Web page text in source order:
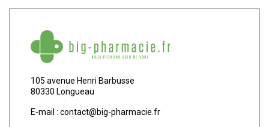
105 avenue Henri Barbusse
80330 Longueau
E-mail : contact@big-pharmacie.fr